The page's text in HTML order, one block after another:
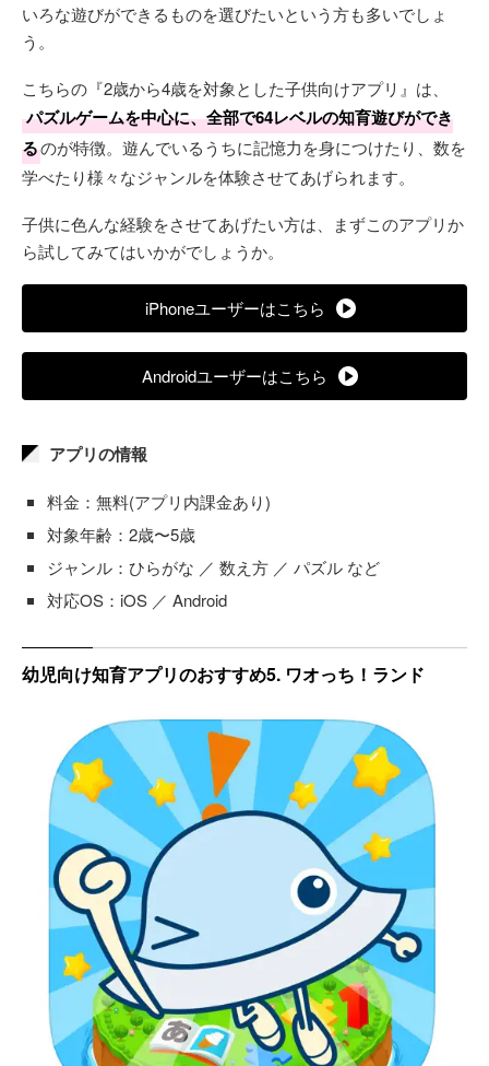
いろな遊びができるものを選びたいという方も多いでしょ
う。
こちらの『2歳から4歳を対象とした子供向けアプリ』は、
パズルゲームを中心に、全部で64レベルの知育遊びができ
るのが特徴。遊んでいるうちに記憶力を身につけたり、数を
学べたり様々なジャンルを体験させてあげられます。
子供に色んな経験をさせてあげたい方は、まずこのアプリか
ら試してみてはいかがでしょうか。
iPhoneユーザーはこちら
Androidユーザーはこちら
アプリの情報
料金：無料(アプリ内課金あり)
対象年齢：2歳〜5歳
ジャンル：ひらがな ／ 数え方 ／ パズル など
対応OS：iOS ／ Android
幼児向け知育アプリのおすすめ5. ワオっち！ランド